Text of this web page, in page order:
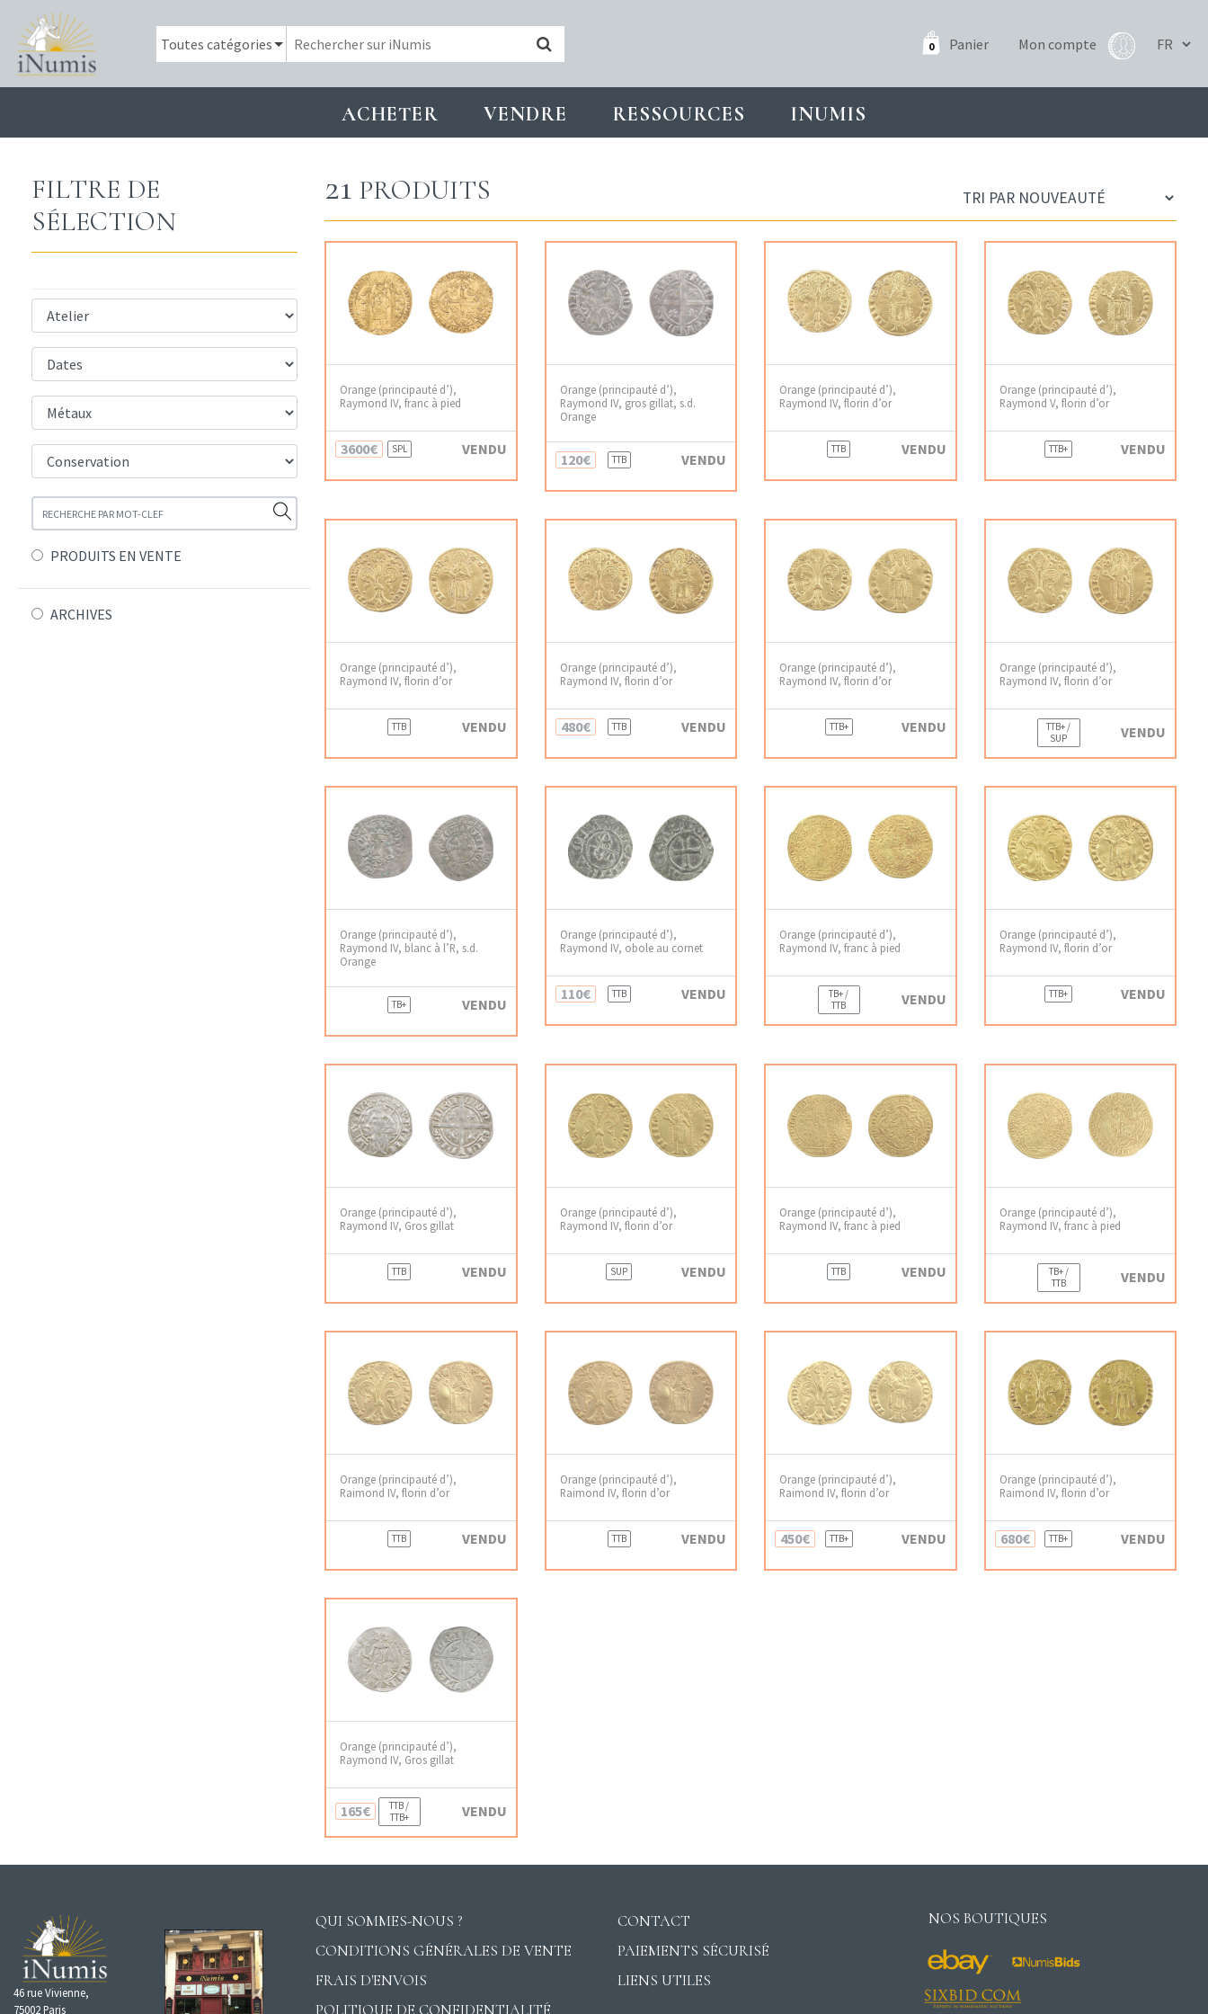
0 Panier Mon compte
ACHETER VENDRE RESSOURCES INUMIS
FILTRE DE
SÉLECTION
PRODUITS EN VENTE
ARCHIVES
21 PRODUITS
Orange (principauté d’),
Raymond IV, franc à pied
3600€ SPL VENDU
Orange (principauté d’),
Raymond IV, gros gillat, s.d.
Orange
120€ TTB VENDU
Orange (principauté d’),
Raymond IV, florin d’or
TTB VENDU
Orange (principauté d’),
Raymond V, florin d’or
TTB+ VENDU
Orange (principauté d’),
Raymond IV, florin d’or
TTB VENDU
Orange (principauté d’),
Raymond IV, florin d’or
480€ TTB VENDU
Orange (principauté d’),
Raymond IV, florin d’or
TTB+ VENDU
Orange (principauté d’),
Raymond IV, florin d’or
TTB+ /
SUP
VENDU
Orange (principauté d’),
Raymond IV, blanc à l’R, s.d.
Orange
TB+ VENDU
Orange (principauté d’),
Raymond IV, obole au cornet
110€ TTB VENDU
Orange (principauté d’),
Raymond IV, franc à pied
TB+ /
TTB
VENDU
Orange (principauté d’),
Raymond IV, florin d’or
TTB+ VENDU
Orange (principauté d’),
Raymond IV, Gros gillat
TTB VENDU
Orange (principauté d’),
Raymond IV, florin d’or
SUP VENDU
Orange (principauté d’),
Raymond IV, franc à pied
TTB VENDU
Orange (principauté d’),
Raymond IV, franc à pied
TB+ /
TTB
VENDU
Orange (principauté d’),
Raimond IV, florin d’or
TTB VENDU
Orange (principauté d’),
Raimond IV, florin d’or
TTB VENDU
Orange (principauté d’),
Raimond IV, florin d’or
450€ TTB+ VENDU
Orange (principauté d’),
Raimond IV, florin d’or
680€ TTB+ VENDU
Orange (principauté d’),
Raymond IV, Gros gillat
165€
TTB /
TTB+
VENDU
46 rue Vivienne,
75002 Paris
QUI SOMMES-NOUS ?
CONDITIONS GÉNÉRALES DE VENTE
FRAIS D'ENVOIS
POLITIQUE DE CONFIDENTIALITÉ
CONTACT
PAIEMENTS SÉCURISÉ
LIENS UTILES
NOS BOUTIQUES